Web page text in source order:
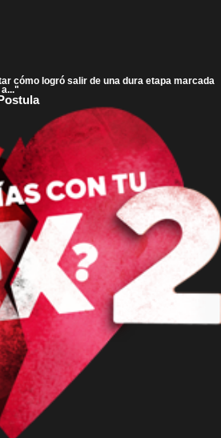
cómo logró salir de una dura etapa marcada